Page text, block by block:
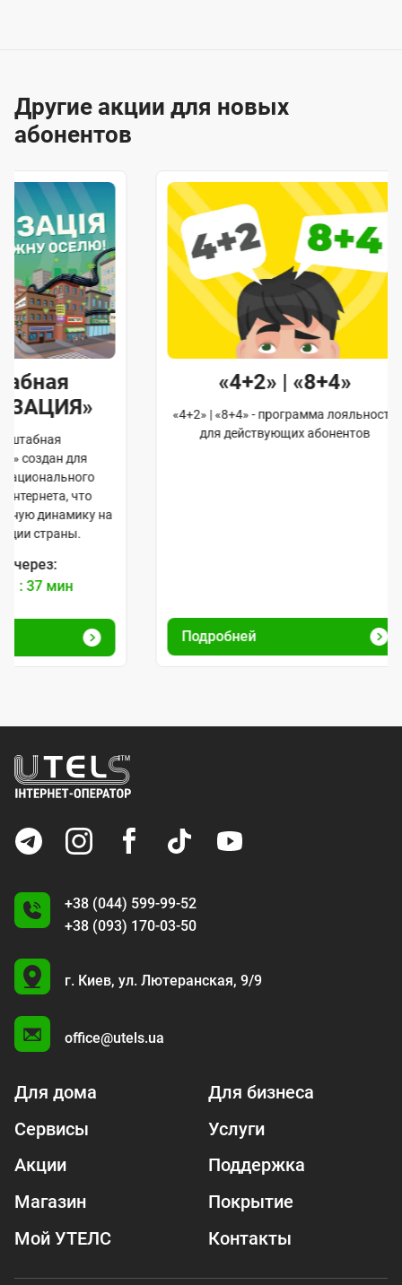
Другие акции для новых
абонентов
«4+2» | «8+4» - программа лояльности
для действующих абонентов
Подробней
Получите
3 месяца
Подробней
+38 (044) 599-99-52
+38 (093) 170-03-50
U
г. Киев, ул. Лютеранская, 9/9
office@utels.ua
Для дома
Для бизнеса
Сервисы
Услуги
Акции
Поддержка
Магазин
Покрытие
Мой УТЕЛС
Контакты